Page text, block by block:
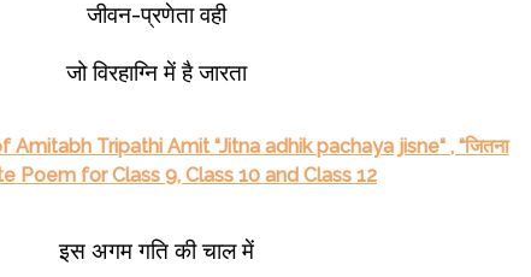
जीवन-प्रणेता वही
जो विरहाग्नि में है जारता
Amitabh Tripathi Amit “Jitna adhik pachaya jisne“ , “जितना
Poem for Class 9, Class 10 and Class 12
इस अगम गति की चाल में